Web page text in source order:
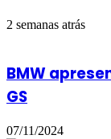
2 semanas atrás
BMW
GS
07/11/2024